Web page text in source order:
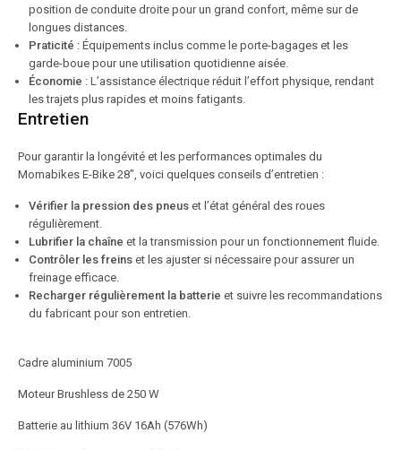
position de conduite droite pour un grand confort, même sur de
longues distances.
Praticité : Équipements inclus comme le porte-bagages et les
garde-boue pour une utilisation quotidienne aisée.
Économie : L’assistance électrique réduit l’effort physique, rendant
les trajets plus rapides et moins fatigants.
Entretien
Pour garantir la longévité et les performances optimales du
Momabikes E-Bike 28″, voici quelques conseils d’entretien :
Vérifier la pression des pneus et l’état général des roues
régulièrement.
Lubrifier la chaîne et la transmission pour un fonctionnement fluide.
Contrôler les freins et les ajuster si nécessaire pour assurer un
freinage efficace.
Recharger régulièrement la batterie et suivre les recommandations
du fabricant pour son entretien.
Cadre aluminium 7005
Moteur Brushless de 250 W
Batterie au lithium 36V 16Ah (576Wh)